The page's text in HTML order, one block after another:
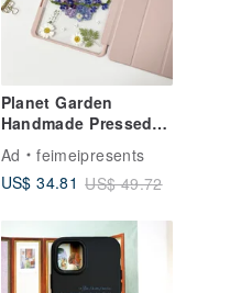
Planet Garden
Handmade Pressed
iPad New Air 11in
13in
Ad
feimeipresents
US$ 34.81 US$ 49.72